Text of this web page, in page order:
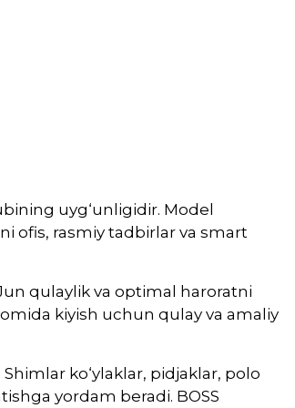
uyg‘unligidir. Model
ofis, rasmiy tadbirlar va smart
qulaylik va optimal haroratni
kiyish uchun qulay va amaliy
ko‘ylaklar, pidjaklar, polo
yordam beradi. BOSS